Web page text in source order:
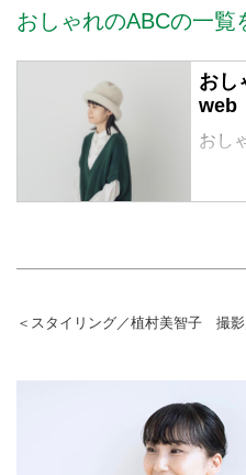
おしゃれのABCの一
おし
web
おし
＜スタイリング／植村美智子 撮影